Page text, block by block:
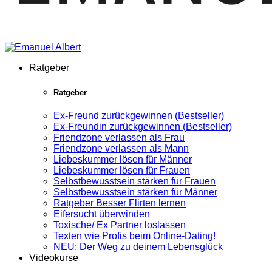
Ratgeber
Ratgeber
Ex-Freund zurückgewinnen (Bestseller)
Ex-Freundin zurückgewinnen (Bestseller)
Friendzone verlassen als Frau
Friendzone verlassen als Mann
Liebeskummer lösen für Männer
Liebeskummer lösen für Frauen
Selbstbewusstsein stärken für Frauen
Selbstbewusstsein stärken für Männer
Ratgeber Besser Flirten lernen
Eifersucht überwinden
Toxische/ Ex Partner loslassen
Texten wie Profis beim Online-Dating!
NEU: Der Weg zu deinem Lebensglück
Videokurse